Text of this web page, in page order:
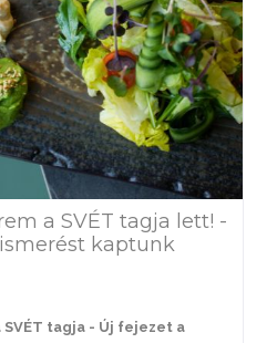
a SVÉT tagja lett! -
kaptunk
tagja - Új fejezet a